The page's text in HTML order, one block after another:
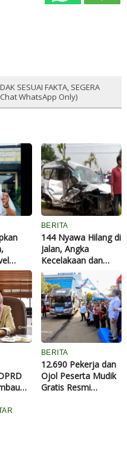
SESUAI FAKTA, SEGERA
WhatsApp Only)
Polda
BERITA
144 Nyawa Hilang di
Jalan, Angka
Kecelakaan dan
Korban Jiwa Mudik
Lebaran 2026
Diklaim Menurun
BERITA
12.690 Pekerja dan
Ojol Peserta Mudik
Gratis Resmi